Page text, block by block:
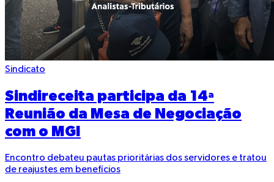
Sindicato
Sindireceita participa da 14ª
Reunião da Mesa de Negociação
com o MGI
Encontro debateu pautas prioritárias dos servidores e tratou
de reajustes em benefícios